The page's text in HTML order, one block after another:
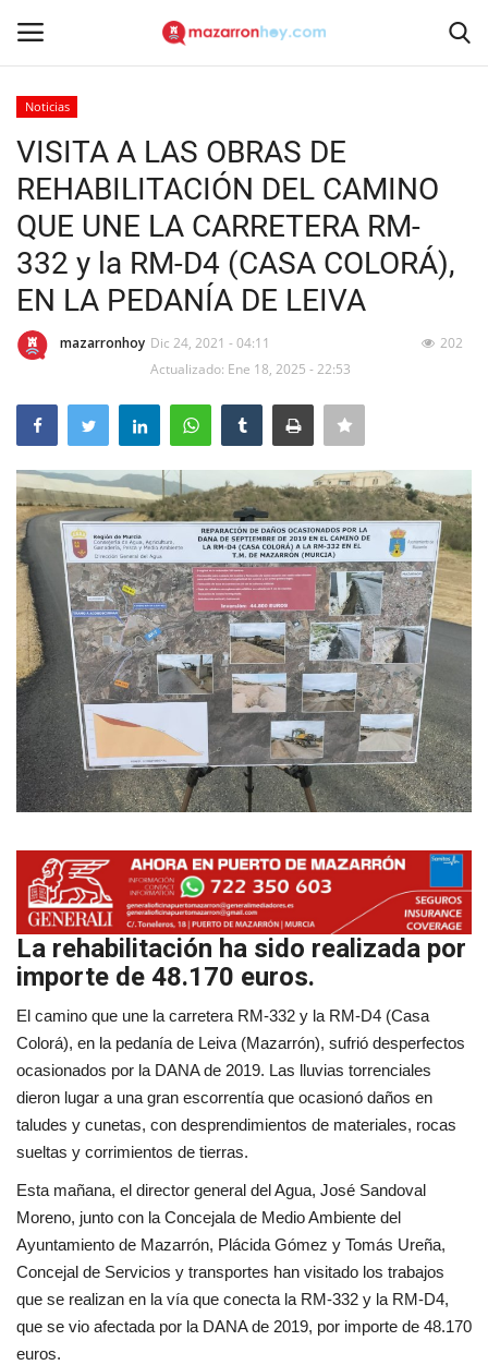
Inicio
Contacto
Noticias
Mazarrón Hoy
Entrevistas
Reportajes
Empresas
Mapa de Mazarrón
Vídeos
Galerías
Contacto
Empresas
Noticias
VISITA A LAS OBRAS DE
REHABILITACIÓN DEL CAMINO
QUE UNE LA CARRETERA RM-
332 y la RM-D4 (CASA COLORÁ),
EN LA PEDANÍA DE LEIVA
mazarronhoy Dic 24, 2021 - 04:11
Actualizado: Ene 18, 2025 - 22:53
202
La rehabilitación ha sido realizada por
importe de 48.170 euros.
El camino que une la carretera RM-332 y la RM-D4 (Casa
Colorá), en la pedanía de Leiva (Mazarrón), sufrió desperfectos
ocasionados por la DANA de 2019. Las lluvias torrenciales
dieron lugar a una gran escorrentía que ocasionó daños en
taludes y cunetas, con desprendimientos de materiales, rocas
sueltas y corrimientos de tierras.
Esta mañana, el director general del Agua, José Sandoval
Moreno, junto con la Concejala de Medio Ambiente del
Ayuntamiento de Mazarrón, Plácida Gómez y Tomás Ureña,
Concejal de Servicios y transportes han visitado los trabajos
que se realizan en la vía que conecta la RM-332 y la RM-D4,
que se vio afectada por la DANA de 2019, por importe de 48.170
euros.